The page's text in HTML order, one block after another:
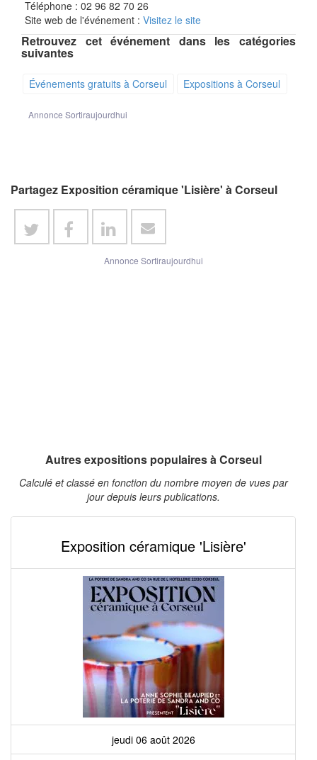
Téléphone : 02 96 82 70 26
Site web de l'événement : Visitez le site
Retrouvez cet événement dans les catégories
suivantes
Événements gratuits à Corseul Expositions à Corseul
Annonce Sortiraujourdhui
Partagez Exposition céramique 'Lisière' à Corseul
Annonce Sortiraujourdhui
Autres expositions populaires à Corseul
Calculé et classé en fonction du nombre moyen de vues par
jour depuis leurs publications.
Exposition céramique 'Lisière'
jeudi 06 août 2026